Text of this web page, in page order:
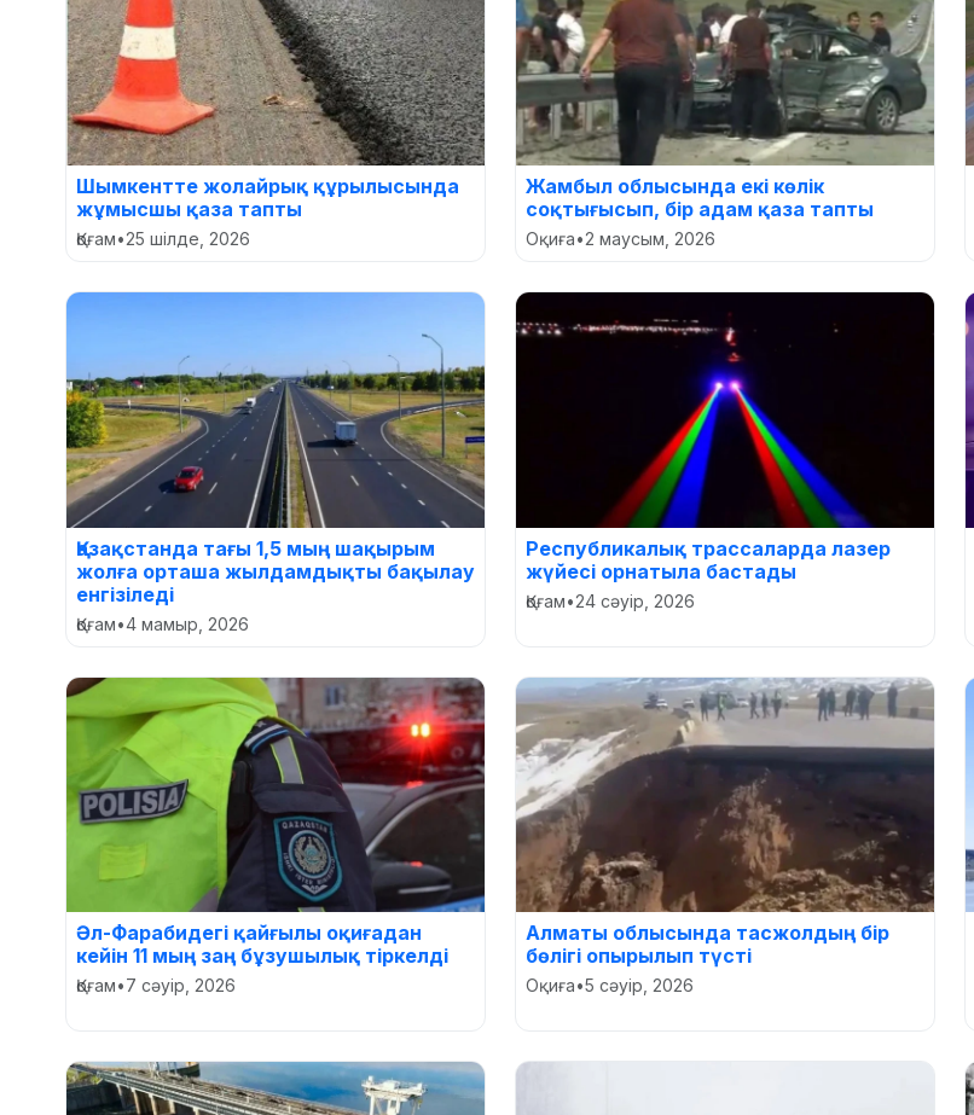
Шымкентте жолайрық құрылысында
жұмысшы қаза тапты
Қоғам•25 шілде, 2026
Жамбыл облысында екі көлік
соқтығысып, бір адам қаза тапты
Оқиға•2 маусым, 2026
Қазақстанда тағы 1,5 мың шақырым
жолға орташа жылдамдықты бақылау
енгізіледі
Қоғам•4 мамыр, 2026
Республикалық трассаларда лазер
жүйесі орнатыла бастады
Қоғам•24 сәуір, 2026
Әл-Фарабидегі қайғылы оқиғадан
кейін 11 мың заң бұзушылық тіркелді
Қоғам•7 сәуір, 2026
Алматы облысында тасжолдың бір
бөлігі опырылып түсті
Оқиға•5 сәуір, 2026